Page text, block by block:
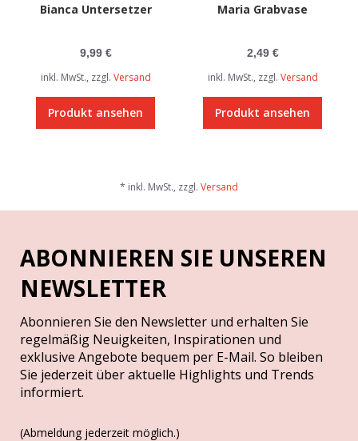
Bianca Untersetzer
9,99 €
inkl. MwSt., zzgl. Versand
Produkt ansehen
Maria Grabvase
2,49 €
inkl. MwSt., zzgl. Versand
Produkt ansehen
* inkl. MwSt., zzgl. Versand
ABONNIEREN SIE UNSEREN
NEWSLETTER
Abonnieren Sie den Newsletter und erhalten Sie
regelmäßig Neuigkeiten, Inspirationen und
exklusive Angebote bequem per E-Mail. So bleiben
Sie jederzeit über aktuelle Highlights und Trends
informiert.
(Abmeldung jederzeit möglich.)